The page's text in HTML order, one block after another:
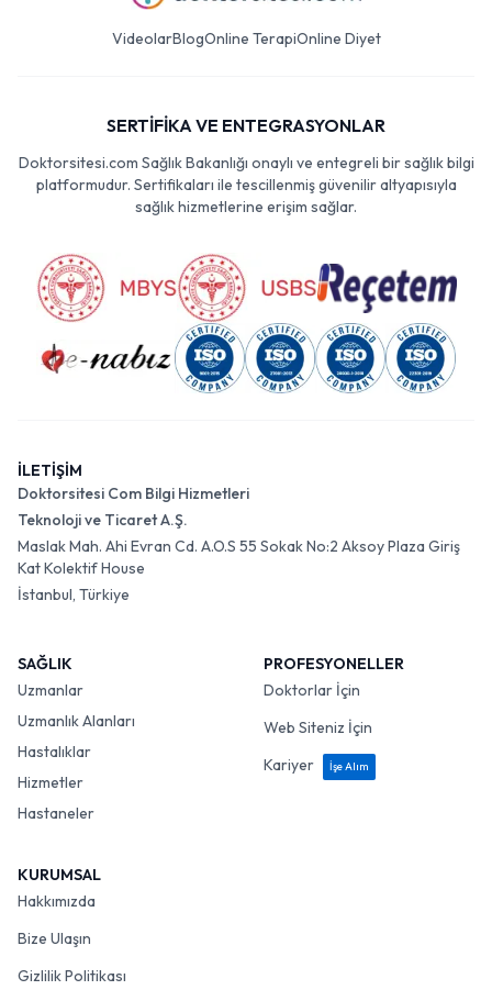
VideolarBlogOnline TerapiOnline Diyet
SERTİFİKA VE ENTEGRASYONLAR
Doktorsitesi.com Sağlık Bakanlığı onaylı ve entegreli bir sağlık bilgi
platformudur. Sertifikaları ile tescillenmiş güvenilir altyapısıyla
sağlık hizmetlerine erişim sağlar.
İLETİŞİM
Doktorsitesi Com Bilgi Hizmetleri
Teknoloji ve Ticaret A.Ş.
Maslak Mah. Ahi Evran Cd. A.O.S 55 Sokak No:2 Aksoy Plaza Giriş
Kat Kolektif House
İstanbul, Türkiye
SAĞLIK
Uzmanlar
Uzmanlık Alanları
Hastalıklar
Hizmetler
Hastaneler
PROFESYONELLER
Doktorlar İçin
Web Siteniz İçin
Kariyer
İşe Alım
KURUMSAL
Hakkımızda
Bize Ulaşın
Gizlilik Politikası